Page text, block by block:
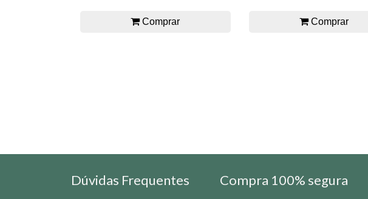
Comprar Comprar
Dúvidas Frequentes Compra 100% segura